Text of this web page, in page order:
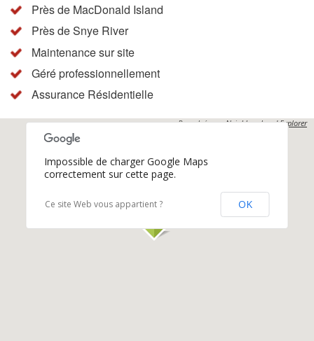
Près de MacDonald Island
Près de Snye River
Maintenance sur site
Géré professionnellement
Assurance Résidentielle
Propulsés parNeighbourhood Explorer
Impossible de charger Google Maps
correctement sur cette page.
Ce site Web vous appartient ? OK